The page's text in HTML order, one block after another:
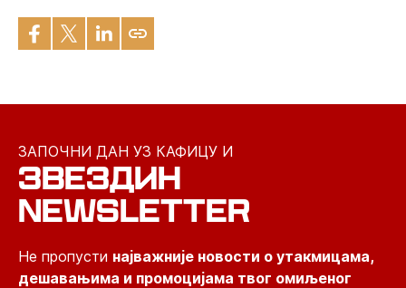
ЗАПОЧНИ ДАН УЗ КАФИЦУ И
ЗВЕЗДИН
NEWSLETTER
Не пропусти најважније новости о утакмицама,
дешавањима и промоцијама твог омиљеног